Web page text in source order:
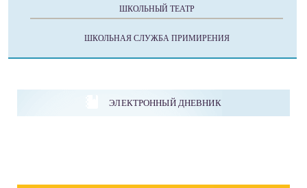
ШКОЛЬНЫЙ ТЕАТР
ШКОЛЬНАЯ СЛУЖБА ПРИМИРЕНИЯ
ЭЛЕКТРОННЫЙ ДНЕВНИК